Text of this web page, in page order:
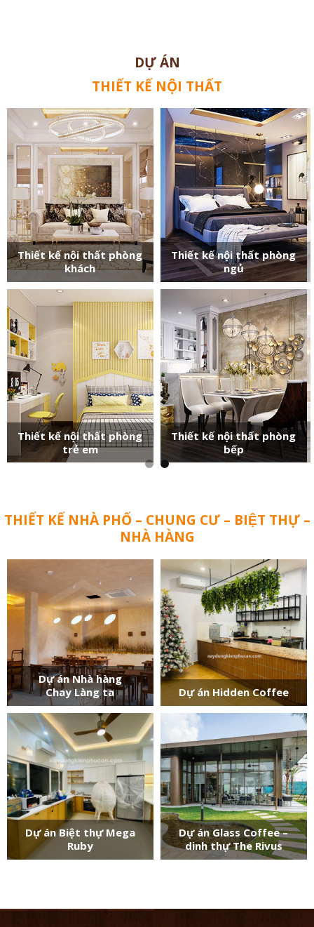
DỰ ÁN
THIẾT KẾ NỘI THẤT
Thiết kế nội thất phòng
khách
Thiết kế nội thất phòng
ngủ
Thiết kế nội thất phòng
trẻ em
Thiết kế nội thất phòng
bếp
THIẾT KẾ NHÀ PHỐ – CHUNG CƯ – BIỆT THỰ –
NHÀ HÀNG
Dự án Nhà hàng
Chay Làng ta
Dự án Hidden Coffee
Dự án Biệt thự Mega
Ruby
Dự án Glass Coffee –
dinh thự The Rivus